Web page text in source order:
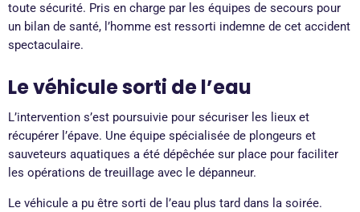
toute sécurité. Pris en charge par les équipes de secours pour
un bilan de santé, l’homme est ressorti indemne de cet accident
spectaculaire.
Le véhicule sorti de l’eau
L’intervention s’est poursuivie pour sécuriser les lieux et
récupérer l’épave. Une équipe spécialisée de plongeurs et
sauveteurs aquatiques a été dépêchée sur place pour faciliter
les opérations de treuillage avec le dépanneur.
Le véhicule a pu être sorti de l’eau plus tard dans la soirée.